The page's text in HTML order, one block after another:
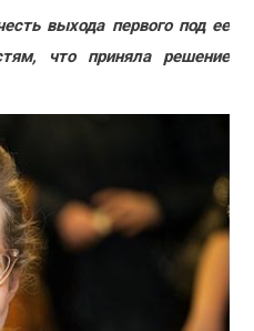
выхода первого под ее
что приняла решение